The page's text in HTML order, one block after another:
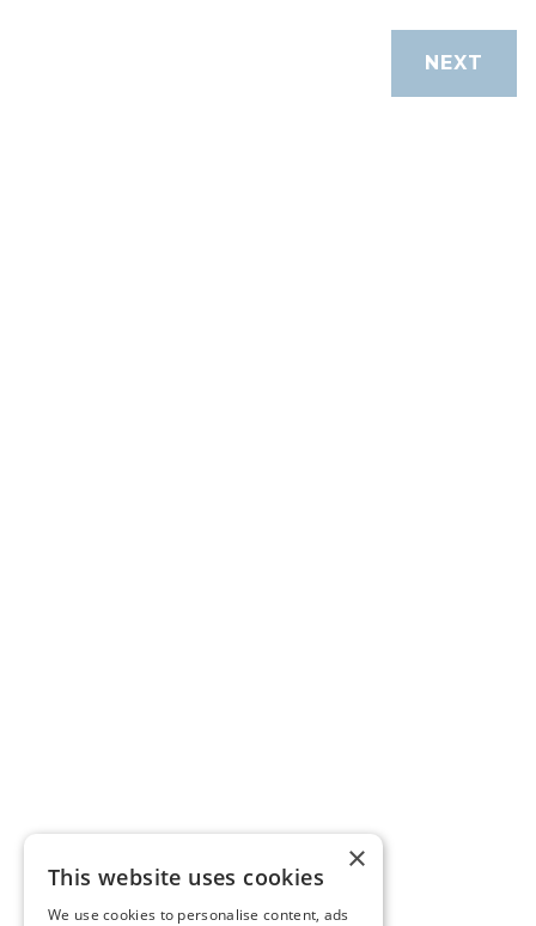
NEXT
×
This website uses cookies
We use cookies to personalise content, ads